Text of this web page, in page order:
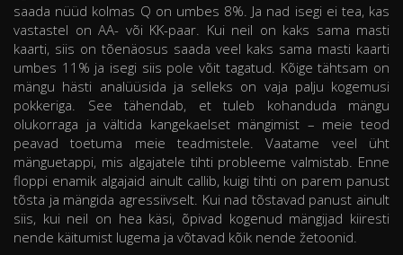
saada nüüd kolmas Q on umbes 8%. Ja nad isegi ei tea, kas
vastastel on AA- või KK-paar. Kui neil on kaks sama masti
kaarti, siis on tõenäosus saada veel kaks sama masti kaarti
umbes 11% ja isegi siis pole võit tagatud. Kõige tähtsam on
mängu hästi analüüsida ja selleks on vaja palju kogemusi
pokkeriga. See tähendab, et tuleb kohanduda mängu
olukorraga ja vältida kangekaelset mängimist – meie teod
peavad toetuma meie teadmistele. Vaatame veel üht
mänguetappi, mis algajatele tihti probleeme valmistab. Enne
floppi enamik algajaid ainult callib, kuigi tihti on parem panust
tõsta ja mängida agressiivselt. Kui nad tõstavad panust ainult
siis, kui neil on hea käsi, õpivad kogenud mängijad kiiresti
nende käitumist lugema ja võtavad kõik nende žetoonid.